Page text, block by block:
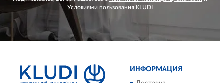
Условиями пользования KLUDI
ИНФОРМАЦИЯ